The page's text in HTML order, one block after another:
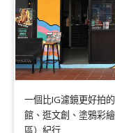
一個比IG濾鏡更好拍
館、逛文創、塗鴉彩
區）紀行